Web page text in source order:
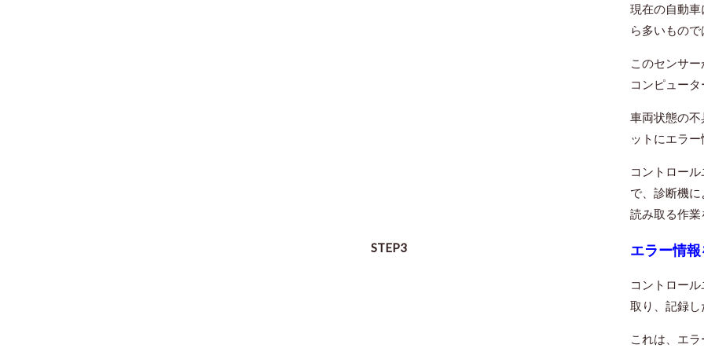
現在の自動
ら多いもの
このセンサ
コンピュー
車両状態の
ットにエラ
コントロー
で、診断機
読み取る作
STEP3 エラー情
コントロー
取り、記録
これは、エ